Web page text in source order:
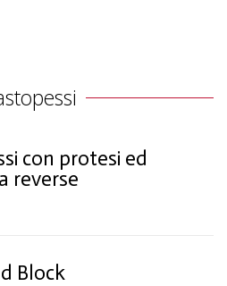
con protesi ed
reverse
Block